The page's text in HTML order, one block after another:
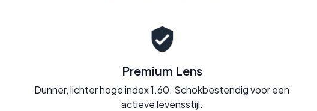
Premium Lens
Dunner, lichter hoge index 1.60. Schokbestendig voor een
actieve levensstijl.